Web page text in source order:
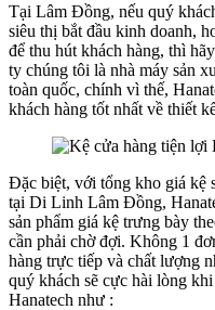
Tại Lâm Đồng, nếu quý
siêu thị bắt đầu kinh doanh,
để thu hút khách hàng, thì
ty chúng tôi là nhà máy sản
toàn quốc, chính vì thế,
khách hàng tốt nhất về thiết
Đặc biệt, với tổng kho giá kệ
tại Di Linh Lâm Đồng,
sản phẩm giá kệ trưng bày
cần phải chờ đợi. Không 1
hàng trực tiếp và chất lượng
quý khách sẽ cực hài lòng
Hanatech như :